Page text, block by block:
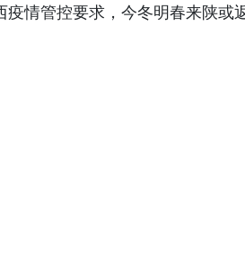
疫情管控要求，今冬明春来陕